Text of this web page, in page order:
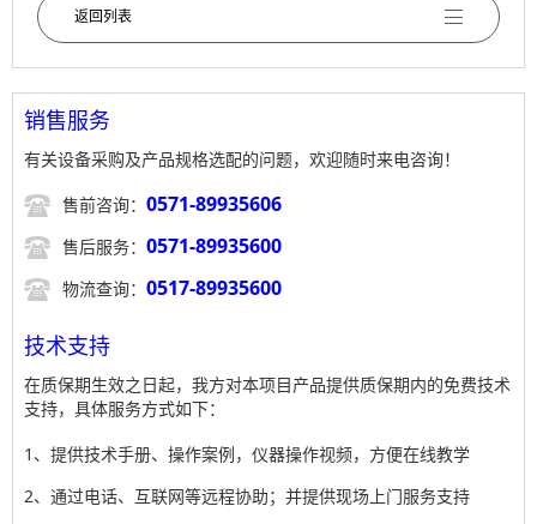
返回列表
销售服务
有关设备采购及产品规格选配的问题，欢迎随时来电咨询！
 售前咨询： 0571-89935606
 售后服务： 0571-89935600
 物流查询： 0517-89935600
技术支持
在质保期生效之日起，我方对本项目产品提供质保期内的免费技术
支持，具体服务方式如下：
1、提供技术手册、操作案例，仪器操作视频，方便在线教学
2、通过电话、互联网等远程协助；并提供现场上门服务支持